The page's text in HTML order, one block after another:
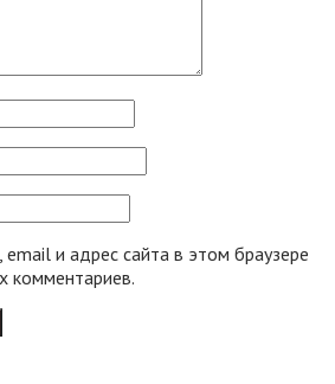
и адрес сайта в этом браузере
комментариев.